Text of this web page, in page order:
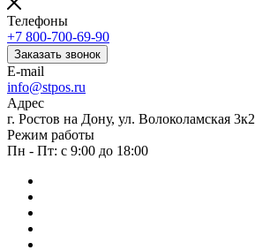
Телефоны
+7 800-700-69-90
Заказать звонок
E-mail
info@stpos.ru
Адрес
г. Ростов на Дону, ул. Волоколамская 3к2
Режим работы
Пн - Пт: с 9:00 до 18:00